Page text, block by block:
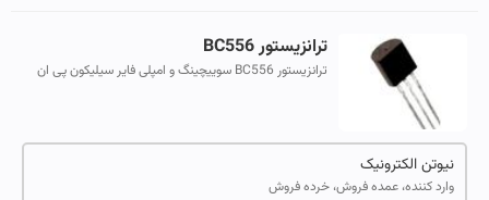
ترانزیستور BC556
ترانزیستور BC556 سوییچینگ و امپلی فایر سیلیکون پی ان
نیوتن الکترونیک
وارد کننده، عمده فروش، خرده فروش